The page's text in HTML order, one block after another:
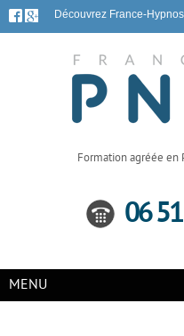
Découvrez France-
Formation agréée en
06
MENU